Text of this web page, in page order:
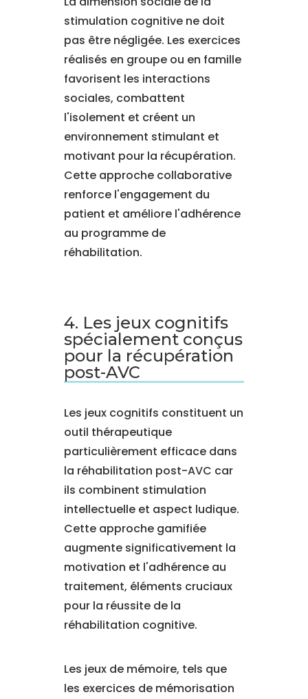
stimulation cognitive ne doit
pas être négligée. Les exercices
réalisés en groupe ou en famille
favorisent les interactions
sociales, combattent
l'isolement et créent un
environnement stimulant et
motivant pour la récupération.
Cette approche collaborative
renforce l'engagement du
patient et améliore l'adhérence
au programme de
réhabilitation.
4. Les jeux cognitifs
spécialement conçus
pour la récupération
post-AVC
Les jeux cognitifs constituent un
outil thérapeutique
particulièrement efficace dans
la réhabilitation post-AVC car
ils combinent stimulation
intellectuelle et aspect ludique.
Cette approche gamifiée
augmente significativement la
motivation et l'adhérence au
traitement, éléments cruciaux
pour la réussite de la
réhabilitation cognitive.
Les jeux de mémoire, tels que
les exercices de mémorisation